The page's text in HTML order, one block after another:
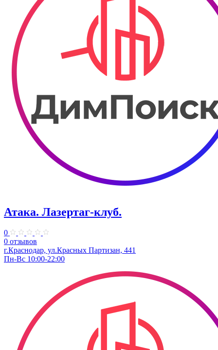
Атака. ​Лазертаг-клуб.
0
0 отзывов
г.Краснодар, ул.Красных Партизан, 441
Пн-Вс 10:00-22:00